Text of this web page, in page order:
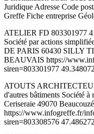
Juridique Adresse Code
Greffe Fiche entreprise
ATELIER FD 803301977
Société par actions
DE PARIS 60430 SILLY
BEAUVAIS https://
siren=803301977
ATOUTS
d'autres bâtiments Société
Ceriseraie 49070
https://www.infogreffe.fr/
siren=803308576